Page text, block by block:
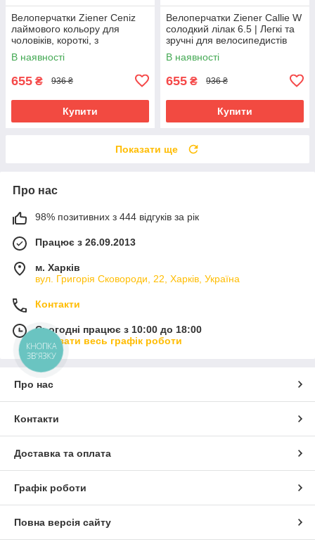
Велоперчатки Ziener Ceniz
лаймового кольору для
чоловіків, короткі, з
амортизуючими вставками та
гелевими подушечками
В наявності
655 ₴ 936 ₴
Купити
Велоперчатки Ziener Callie W
солодкий лілак 6.5 | Легкі та
зручні для велосипедистів
В наявності
655 ₴ 936 ₴
Купити
Показати ще
Про нас
98% позитивних з 444 відгуків за рік
Працює з 26.09.2013
м. Харків
вул. Григорія Сковороди, 22, Харків, Україна
Контакти
Сьогодні працює з 10:00 до 18:00
Показати весь графік роботи
Про нас
Контакти
Доставка та оплата
Графік роботи
Повна версія сайту
КНОПКА
ЗВ'ЯЗКУ